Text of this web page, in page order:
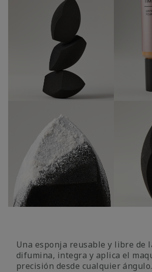
Una esponja reusable y libre de
difumina, integra y aplica el
precisión desde cualquier ángulo.